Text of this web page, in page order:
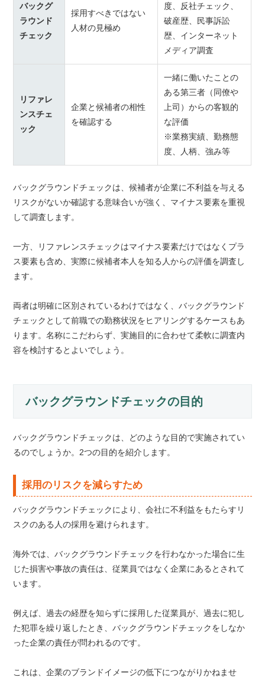
バックグ
ラウンド
チェック
採用すべきではない
人材の見極め
度、反社チェック、
破産歴、民事訴訟
歴、インターネット
メディア調査
リファレ
ンスチェ
ック
企業と候補者の相性
を確認する
一緒に働いたことの
ある第三者（同僚や
上司）からの客観的
な評価
※業務実績、勤務態
度、人柄、強み等
バックグラウンドチェックは、候補者が企業に不利益を与える
リスクがないか確認する意味合いが強く、マイナス要素を重視
して調査します。
一方、リファレンスチェックはマイナス要素だけではなくプラ
ス要素も含め、実際に候補者本人を知る人からの評価を調査し
ます。
両者は明確に区別されているわけではなく、バックグラウンド
チェックとして前職での勤務状況をヒアリングするケースもあ
ります。名称にこだわらず、実施目的に合わせて柔軟に調査内
容を検討するとよいでしょう。
バックグラウンドチェックの目的
バックグラウンドチェックは、どのような目的で実施されてい
るのでしょうか。2つの目的を紹介します。
採用のリスクを減らすため
バックグラウンドチェックにより、会社に不利益をもたらすリ
スクのある人の採用を避けられます。
海外では、バックグラウンドチェックを行わなかった場合に生
じた損害や事故の責任は、従業員ではなく企業にあるとされて
います。
例えば、過去の経歴を知らずに採用した従業員が、過去に犯し
た犯罪を繰り返したとき、バックグラウンドチェックをしなか
った企業の責任が問われるのです。
これは、企業のブランドイメージの低下につながりかねませ